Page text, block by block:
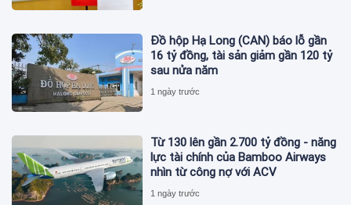
Đồ hộp Hạ Long (CAN) báo lỗ gần
16 tỷ đồng, tài sản giảm gần 120 tỷ
sau nửa năm
1 ngày trước
Từ 130 lên gần 2.700 tỷ đồng - năng
lực tài chính của Bamboo Airways
nhìn từ công nợ với ACV
1 ngày trước